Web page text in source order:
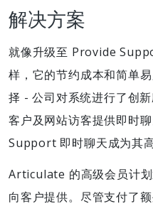
解决方案
就像升级至 Provide
样，它的节约成本和简单
择 - 公司对系统进行了创
客户及网站访客提供即时
Support 即时聊天成为其
Articulate 的高级会员计
向客户提供。尽管支付了